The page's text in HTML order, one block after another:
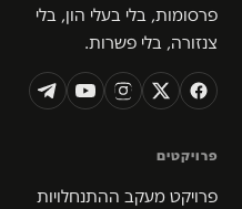
פרסומות, בלי בעלי הון, בלי
צנזורה, בלי פשרות.
פרויקטים
פרויקט מעקב ההתנחלויות